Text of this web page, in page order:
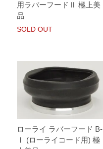
用ラバーフードⅡ 極上美
品
SOLD OUT
ローライ ラバーフード B-
Ⅰ (ローライコード用) 極